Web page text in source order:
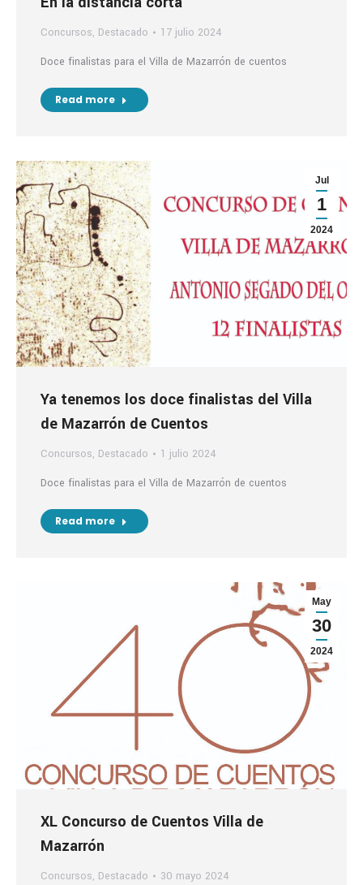
Concursos, Destacado
17 julio 2024
Doce finalistas para el Villa de Mazarrón de cuentos
Read more
Jul
1
2024
Ya tenemos los doce finalistas del Villa
de Mazarrón de Cuentos
Concursos, Destacado
1 julio 2024
Doce finalistas para el Villa de Mazarrón de cuentos
Read more
May
30
2024
XL Concurso de Cuentos Villa de
Mazarrón
Concursos, Destacado 30 mayo 2024